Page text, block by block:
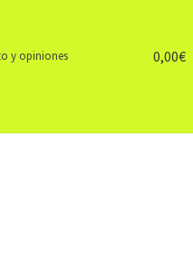
y opiniones 0,00€